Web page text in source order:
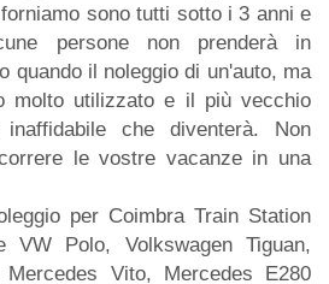
sono tutti sotto i 3 anni e
persone non prenderà in
quando il noleggio di un'auto, ma
molto utilizzato e il più vecchio
che diventerà. Non
le vostre vacanze in una
per Coimbra Train Station
VW Polo, Volkswagen Tiguan,
Mercedes Vito, Mercedes E280